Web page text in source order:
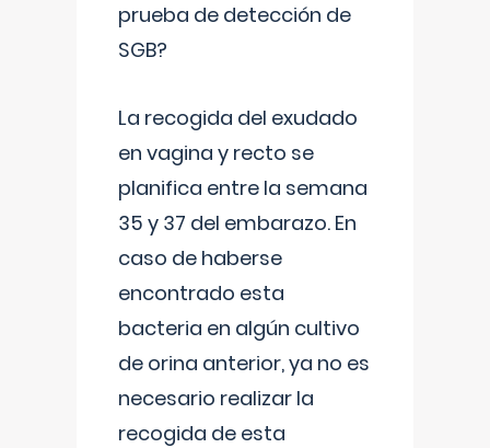
prueba de detección de
SGB?
La recogida del exudado
en vagina y recto se
planifica entre la semana
35 y 37 del embarazo. En
caso de haberse
encontrado esta
bacteria en algún cultivo
de orina anterior, ya no es
necesario realizar la
recogida de esta